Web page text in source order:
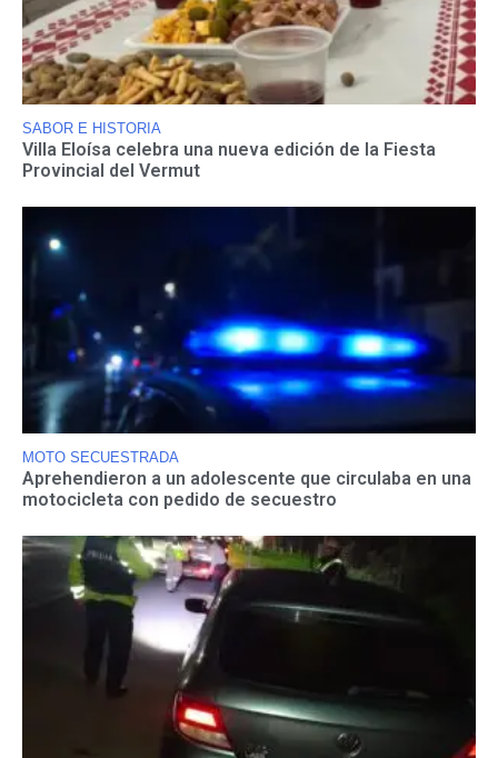
SABOR E HISTORIA
Villa Eloísa celebra una nueva edición de la Fiesta
Provincial del Vermut
MOTO SECUESTRADA
Aprehendieron a un adolescente que circulaba en una
motocicleta con pedido de secuestro